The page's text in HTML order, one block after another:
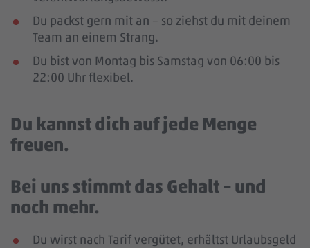
Du packst gern mit an – so ziehst du mit deinem
Team an einem Strang.
Du bist von Montag bis Samstag von 06:00 bis
22:00 Uhr flexibel.
Du kannst dich auf jede Menge
freuen.
Bei uns stimmt das Gehalt – und
noch mehr.
Du wirst nach Tarif vergütet, erhältst Urlaubsgeld